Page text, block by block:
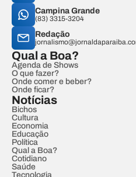
Campina Grande
(83) 3315-3204
Redação
Qual a Boa?
Agenda de Shows
O que fazer?
Onde comer e beber?
Onde ficar?
Notícias
Bichos
Cultura
Economia
Educação
Política
Qual a Boa?
Cotidiano
Saúde
Tecnologia